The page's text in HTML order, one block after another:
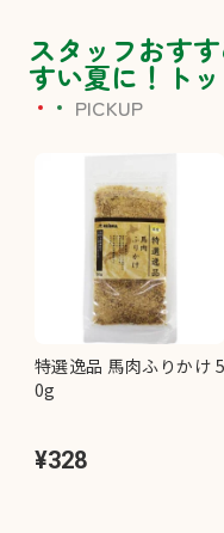
スタッフおす
すい夏に！ト
PICKUP
特選逸品 馬肉ふりかけ 5
0g
¥328